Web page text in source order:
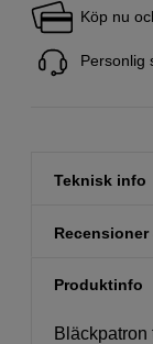
Köp nu
Personlig
Teknisk info
Produktinfo